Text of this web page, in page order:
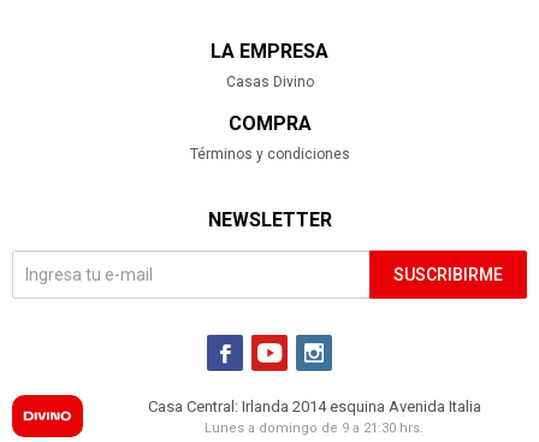
LA EMPRESA
Casas Divino
COMPRA
Términos y condiciones
NEWSLETTER
SUSCRIBIRME
  
Casa Central: Irlanda 2014 esquina Avenida Italia
Lunes a domingo de 9 a 21:30 hrs.